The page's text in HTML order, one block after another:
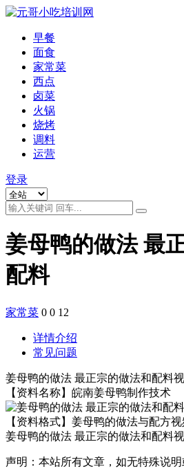
早餐
面食
家常菜
西点
卤菜
火锅
烧烤
调料
运营
登录
姜母鸭的做法 最
配料
家常菜 0 0 12
详情介绍
常见问题
姜母鸭的做法 最正宗的做法和配料
【资料名称】皖南姜母鸭制作技术
【资料格式】姜母鸭的做法与配方
姜母鸭的做法 最正宗的做法和配料
声明：本站所有文章，如无特殊说